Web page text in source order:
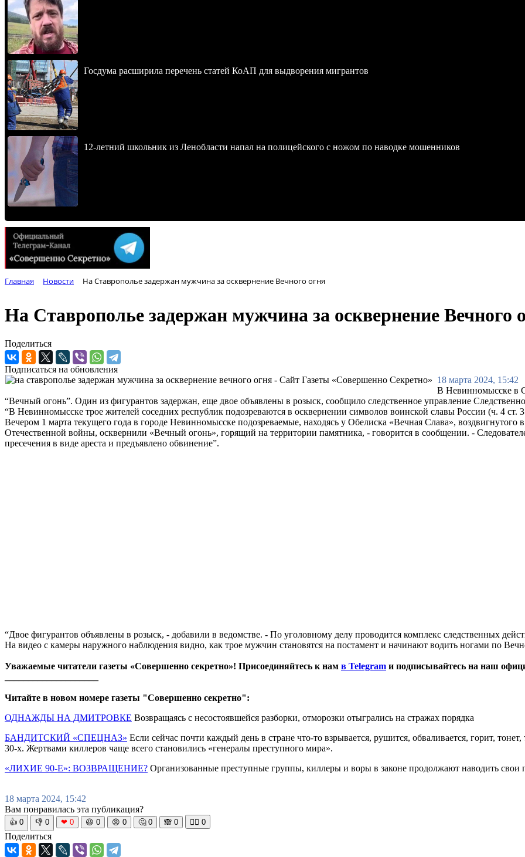
Госдума расширила перечень статей КоАП для выдворения мигрантов
12-летний школьник из Ленобласти напал на полицейского с ножом по наводке мошенников
Главная Новости На Ставрополье задержан мужчина за осквернение Вечного огня
На Ставрополье задержан мужчина за осквернение Вечного
Поделиться
Подписаться на обновления
18 марта 2024, 15:42
В Невинномысске в
“Вечный огонь”. Один из фигурантов задержан, еще двое объявлены в розыск, сообщило следственное управление
“В Невинномысске трое жителей соседних республик подозреваются в осквернении символов воинской славы России (ч. 4
Вечером 1 марта текущего года в городе Невинномысске подозреваемые, находясь у Обелиска «Вечная Слава»,
Отечественной войны, осквернили «Вечный огонь», горящий на территории памятника, - говорится в сообщении. -
пресечения в виде ареста и предъявлено обвинение”.
“Двое фигурантов объявлены в розыск, - добавили в ведомстве. - По уголовному делу проводится комплекс следственных
На видео с камеры наружного наблюдения видно, как трое мужчин становятся на постамент и начинают водить ногами по
Уважаемые читатели газеты «Совершенно секретно»! Присоединяйтесь к нам в Telegram и подписывайтесь на наш
Читайте в новом номере газеты "Совершенно секретно":
ОДНАЖДЫ НА ДМИТРОВКЕ Возвращаясь с несостоявшейся разборки, отморозки отыгрались на стражах порядка
БАНДИТСКИЙ «СПЕЦНАЗ» Если сейчас почти каждый день в стране что-то взрывается, рушится, обваливается, горит,
30-х. Жертвами киллеров чаще всего становились «генералы преступного мира».
«ЛИХИЕ 90-Е»: ВОЗВРАЩЕНИЕ? Организованные преступные группы, киллеры и воры в законе продолжают наводить свои
18 марта 2024, 15:42
Вам понравилась эта публикация?
👍 0 👎 0 ❤ 0 😆 0 😡 0 🤔 0 🙈 0 🧘‍♀️ 0
Поделиться